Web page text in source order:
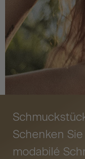
Schenken
modabilé